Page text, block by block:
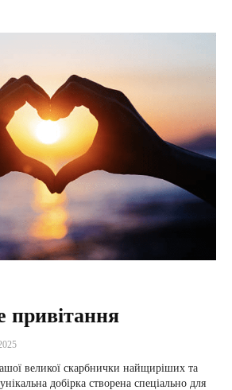
привітання
великої скарбнички найщиріших та
добірка створена спеціально для